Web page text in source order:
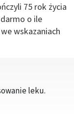
75 rok życia
o ile
wskazaniach
leku.